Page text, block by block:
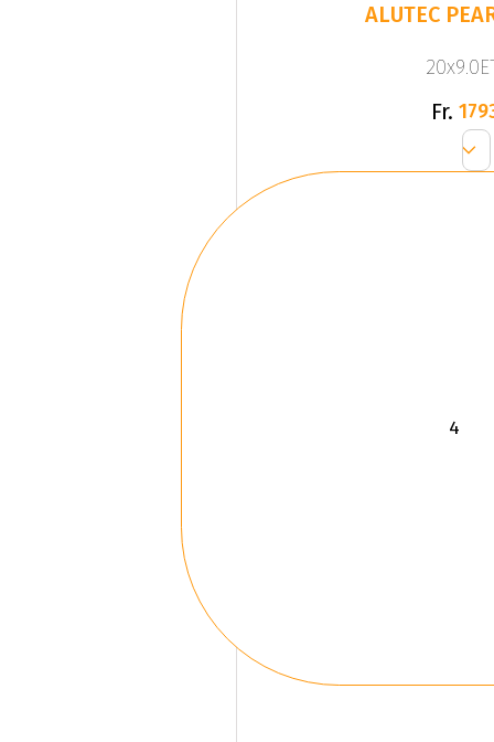
ALUTEC
Fr.